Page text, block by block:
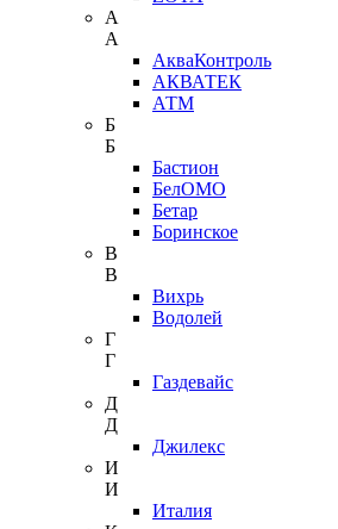
А
А
АкваКонтроль
АКВАТЕК
АТМ
Б
Б
Бастион
БелОМО
Бетар
Боринское
В
В
Вихрь
Водолей
Г
Г
Газдевайс
Д
Д
Джилекс
И
И
Италия